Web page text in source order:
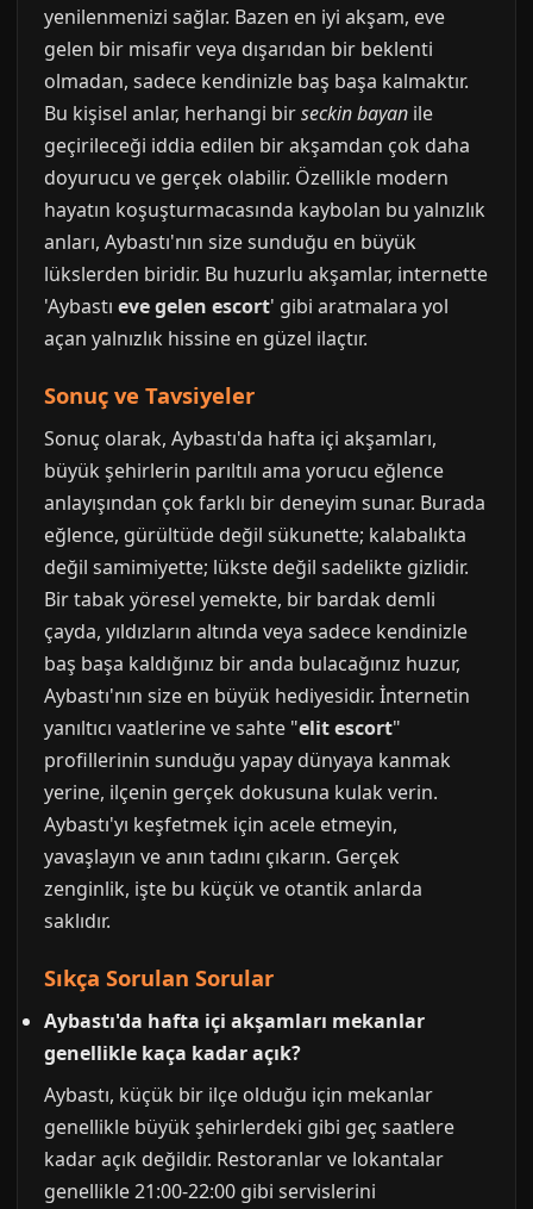
yenilenmenizi sağlar. Bazen en iyi akşam, eve
gelen bir misafir veya dışarıdan bir beklenti
olmadan, sadece kendinizle baş başa kalmaktır.
Bu kişisel anlar, herhangi birseckin bayan ile
geçirileceği iddia edilen bir akşamdan çok daha
doyurucu ve gerçek olabilir. Özellikle modern
hayatın koşuşturmacasında kaybolan bu yalnızlık
anları, Aybastı'nın size sunduğu en büyük
lükslerden biridir. Bu huzurlu akşamlar, internette
'Aybastı eve gelen escort' gibi aratmalara yol
açan yalnızlık hissine en güzel ilaçtır.
Sonuç ve Tavsiyeler
Sonuç olarak, Aybastı'da hafta içi akşamları,
büyük şehirlerin parıltılı ama yorucu eğlence
anlayışından çok farklı bir deneyim sunar. Burada
eğlence, gürültüde değil sükunette; kalabalıkta
değil samimiyette; lükste değil sadelikte gizlidir.
Bir tabak yöresel yemekte, bir bardak demli
çayda, yıldızların altında veya sadece kendinizle
baş başa kaldığınız bir anda bulacağınız huzur,
Aybastı'nın size en büyük hediyesidir. İnternetin
yanıltıcı vaatlerine ve sahte "elit escort"
profillerinin sunduğu yapay dünyaya kanmak
yerine, ilçenin gerçek dokusuna kulak verin.
Aybastı'yı keşfetmek için acele etmeyin,
yavaşlayın ve anın tadını çıkarın. Gerçek
zenginlik, işte bu küçük ve otantik anlarda
saklıdır.
Sıkça Sorulan Sorular
Aybastı'da hafta içi akşamları mekanlar
genellikle kaça kadar açık?
Aybastı, küçük bir ilçe olduğu için mekanlar
genellikle büyük şehirlerdeki gibi geç saatlere
kadar açık değildir. Restoranlar ve lokantalar
genellikle 21:00-22:00 gibi servislerini